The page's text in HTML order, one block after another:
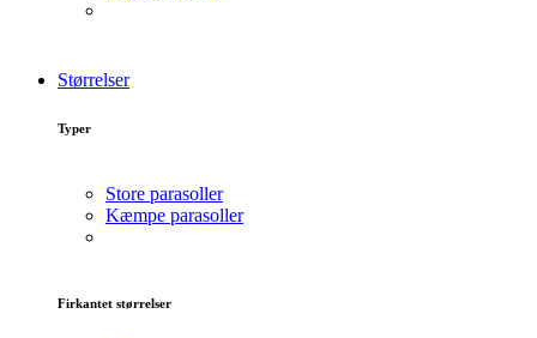
Størrelser
Typer
Store parasoller
Kæmpe parasoller
Firkantet størrelser